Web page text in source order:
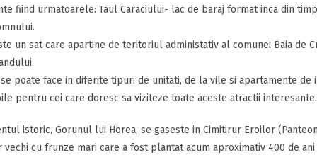
fiind urmatoarele: Taul Caraciului- lac de baraj format inca din
un sat care apartine de teritoriul administativ al comunei Baia de
se poate face in diferite tipuri de unitati, de la vile si apartamente
pentru cei care doresc sa viziteze toate aceste atractii interesante.
istoric, Gorunul lui Horea, se gaseste in Cimitirur Eroilor
vechi cu frunze mari care a fost plantat acum aproximativ 400 de